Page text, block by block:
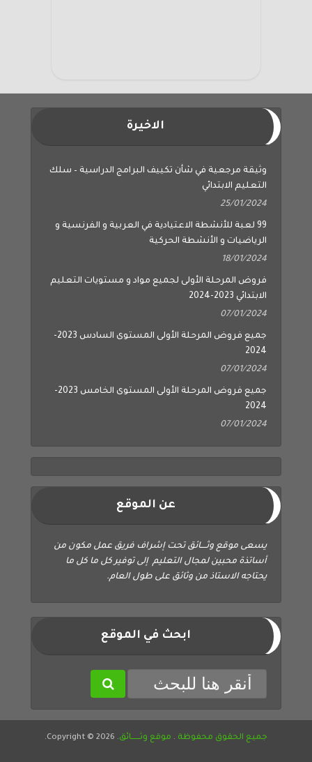
الاخيرة
وثيقة مرجعية في شأن تكييف البرامج الدراسية – سلك
التعليم الابتدائي
25/01/2024
99 لعبة للأنشطة الاعتيادية في العربية و الفرنسية و
الرياضيات و الأنشطة الحركية
18/01/2024
فروض المرحلة الأولى لجميع مواد و مستويات التعليم
الابتدائي 2023-2024
07/01/2024
جميع فروض المرحلة الأولى المستوى السادس 2023-
2024
07/01/2024
جميع فروض المرحلة الأولى المستوى الخامس 2023-
2024
07/01/2024
عن الموقع
يسعى موقع وثــــائق تحت إشراف فريق عمل مكون من
أساتذة محبين لمجال التعليم إلى توفير كل ما كل ما
يحتاجه الاستاذ من وثائق على طول العام.
ابحث في الموقع
جميع الحقوق محفوظة . موقع وثــــــائق. Copyright © 2026.